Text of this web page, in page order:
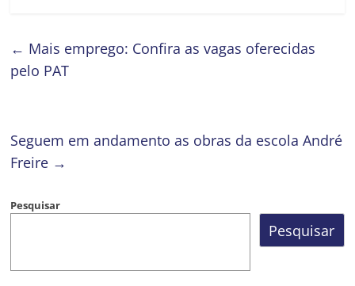
← Mais emprego: Confira as vagas oferecidas
pelo PAT
Seguem em andamento as obras da escola André
Freire →
Pesquisar
Pesquisar